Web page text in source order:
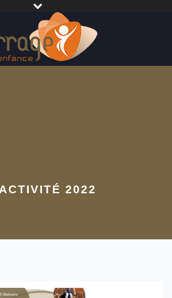
2022